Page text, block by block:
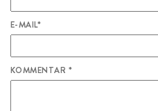
E-MAIL*
KOMMENTAR *